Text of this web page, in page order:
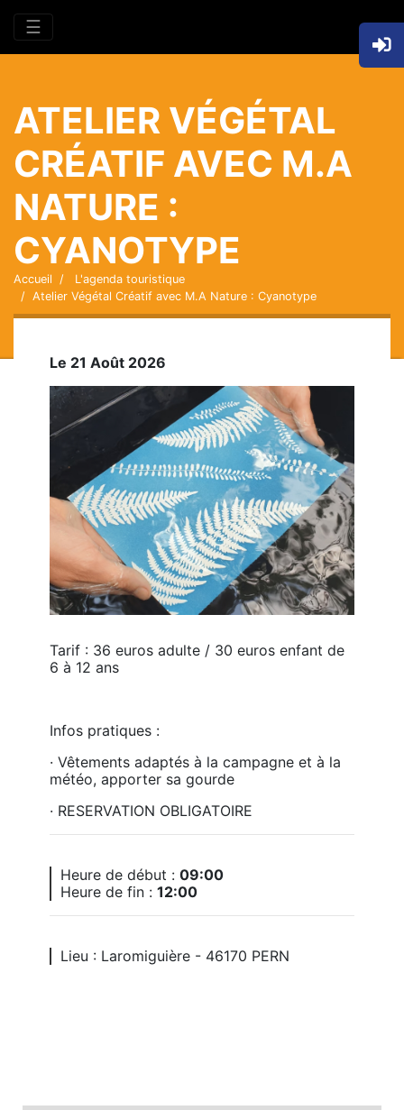
☰
ATELIER VÉGÉTAL
CRÉATIF AVEC M.A
NATURE :
CYANOTYPE
Accueil
L'agenda touristique
Atelier Végétal Créatif avec M.A Nature : Cyanotype
Le 21 Août 2026
Tarif : 36 euros adulte / 30 euros enfant de
6 à 12 ans
Infos pratiques :
· Vêtements adaptés à la campagne et à la
météo, apporter sa gourde
· RESERVATION OBLIGATOIRE
Heure de début : 09:00
Heure de fin : 12:00
Lieu : Laromiguière - 46170 PERN